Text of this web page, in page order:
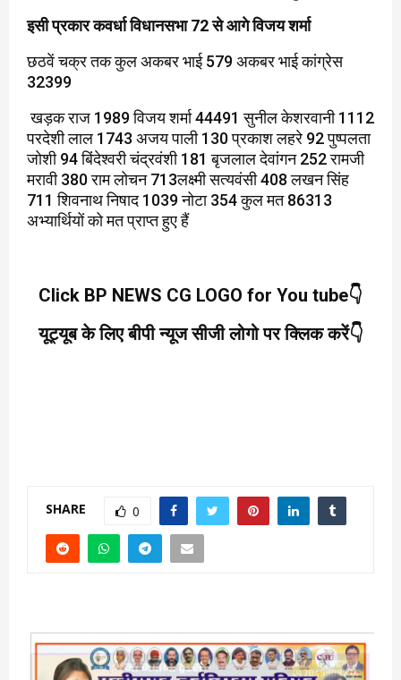
इसी प्रकार कवर्धा विधानसभा 72 से आगे विजय शर्मा
छठवें चक्र तक कुल अकबर भाई 579 अकबर भाई कांग्रेस
32399
खड़क राज 1989 विजय शर्मा 44491 सुनील केशरवानी 1112
परदेशी लाल 1743 अजय पाली 130 प्रकाश लहरे 92 पुष्पलता
जोशी 94 बिंदेश्वरी चंद्रवंशी 181 बृजलाल देवांगन 252 रामजी
मरावी 380 राम लोचन 713लक्ष्मी सत्यवंसी 408 लखन सिंह
711 शिवनाथ निषाद 1039 नोटा 354 कुल मत 86313
अभ्यार्थियों को मत प्राप्त हुए हैं
Click BP NEWS CG LOGO for You tube👇
यूट्यूब के लिए बीपी न्यूज सीजी लोगो पर क्लिक करें👇
SHARE 0